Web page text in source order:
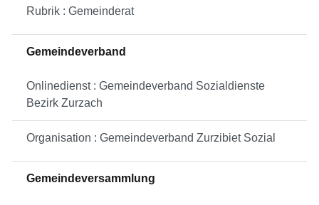
Rubrik : Gemeinderat
Gemeindeverband
Onlinedienst : Gemeindeverband Sozialdienste
Bezirk Zurzach
Organisation : Gemeindeverband Zurzibiet Sozial
Gemeindeversammlung